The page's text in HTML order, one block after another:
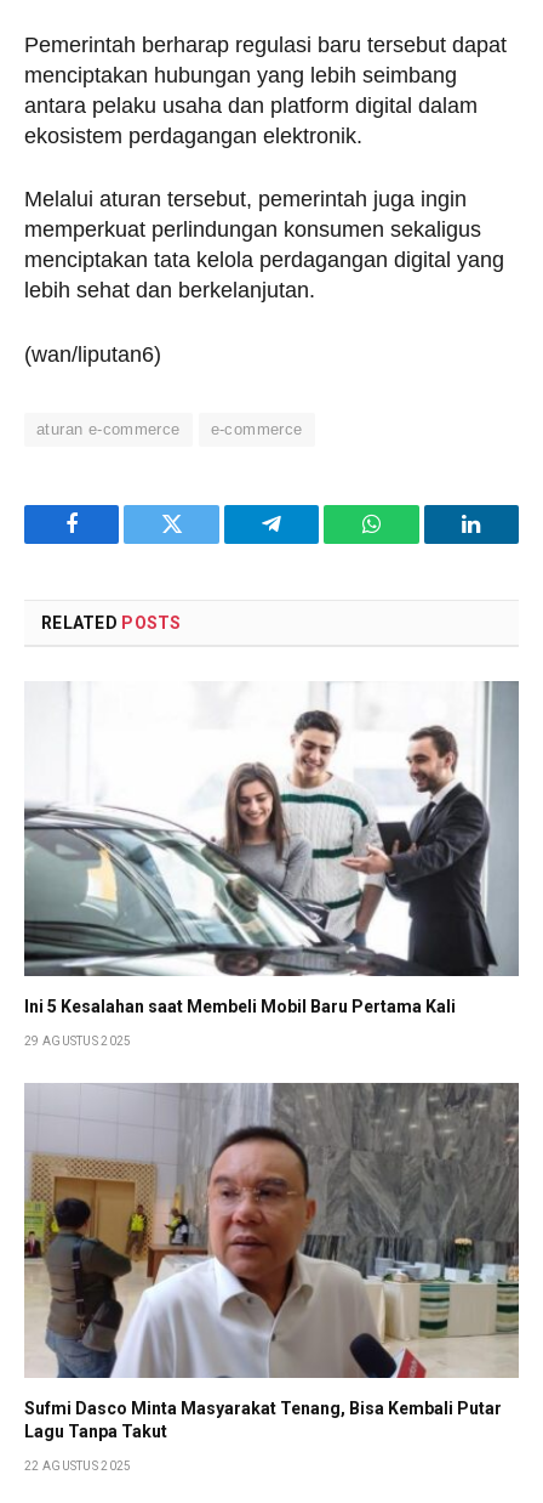
Pemerintah berharap regulasi baru tersebut dapat
menciptakan hubungan yang lebih seimbang
antara pelaku usaha dan platform digital dalam
ekosistem perdagangan elektronik.
Melalui aturan tersebut, pemerintah juga ingin
memperkuat perlindungan konsumen sekaligus
menciptakan tata kelola perdagangan digital yang
lebih sehat dan berkelanjutan.
(wan/liputan6)
aturan e-commerce e-commerce
Facebook Twitter Telegram WhatsApp
RELATED POSTS
Ini 5 Kesalahan saat Membeli Mobil Baru Pertama Kali
29 AGUSTUS 2025
Sufmi Dasco Minta Masyarakat Tenang, Bisa Kembali Putar
Lagu Tanpa Takut
22 AGUSTUS 2025